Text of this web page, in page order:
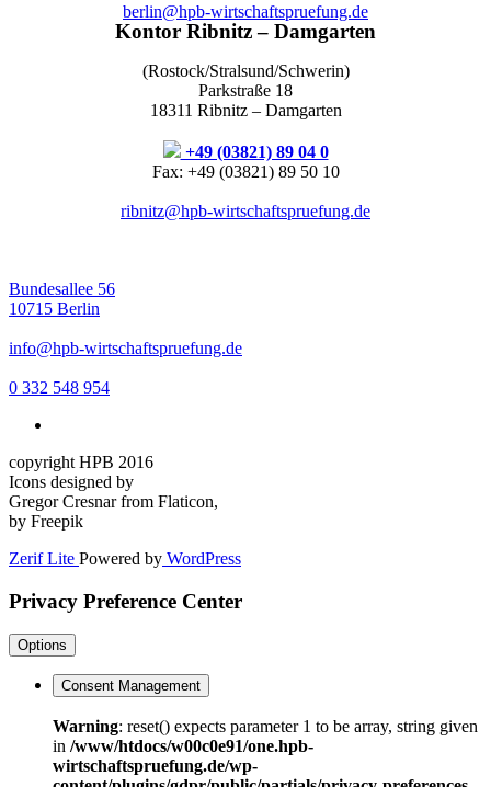
berlin@hpb-wirtschaftspruefung.de
Kontor Ribnitz – Damgarten
(Rostock/Stralsund/Schwerin)
Parkstraße 18
18311 Ribnitz – Damgarten
+49 (03821) 89 04 0
Fax: +49 (03821) 89 50 10
ribnitz@hpb-wirtschaftspruefung.de
Bundesallee 56
10715 Berlin
info@hpb-wirtschaftspruefung.de
0 332 548 954
copyright HPB 2016
Icons designed by
Gregor Cresnar from Flaticon,
by Freepik
Zerif Lite Powered by WordPress
Privacy Preference Center
Options
Consent Management
Warning: reset() expects parameter 1 to be array, string given
in /www/htdocs/w00c0e91/one.hpb-
wirtschaftspruefung.de/wp-